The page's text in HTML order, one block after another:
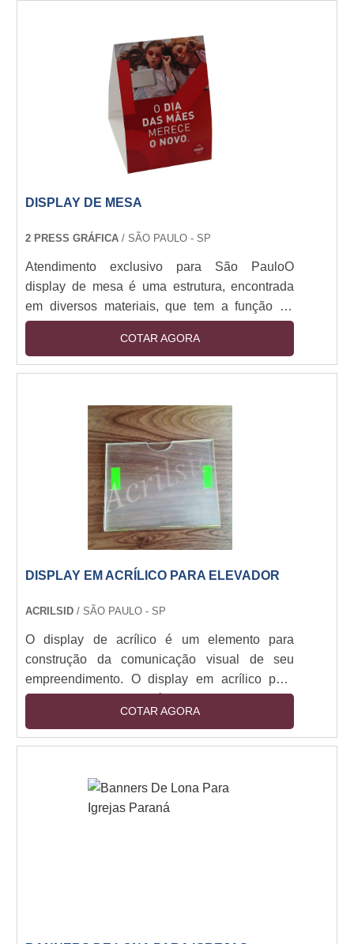
DISPLAY DE MESA
2 PRESS GRÁFICA / SÃO PAULO - SP
Atendimento exclusivo para São PauloO
display de mesa é uma estrutura, encontrada
em diversos materiais, que tem a função de
suportar produtos, impressões e diversos
materiais em feiras, lojas, e muitos outros
eventos corporativos. No ponto de venda, seja
por quem trabalha com marketing, pois pode
ser utilizada como ferramenta de comunicação
visual, elevando muito os resultados num ponto
de venda.C....
COTAR AGORA
DISPLAY EM ACRÍLICO PARA ELEVADOR
ACRILSID / SÃO PAULO - SP
O display de acrílico é um elemento para
construção da comunicação visual de seu
empreendimento. O display em acrílico para
elevador mais comum é o do tipo “porta folha”.
As utilizações também são diversas, que o
possibilita ser aproveitado para a indicação de
condomínio e outros, bem como para algum tipo
elevadores de ambientes corporativos e
COTAR AGORA